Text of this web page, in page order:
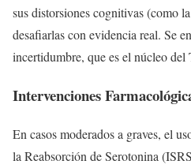
sus distorsiones cognitivas (como
desafiarlas con evidencia real. Se
incertidumbre, que es el núcleo del
Intervenciones
En casos moderados a graves, el
la Reabsorción de Serotonina